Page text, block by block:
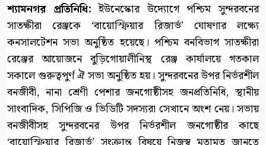
শ্যামনগর প্রতিনিধি: ইউনেস্কোর উদ্যোগে পশ্চিম সুন্দরবনের
সাতক্ষীরা রেঞ্জকে ‘বায়োস্ফিয়ার রিজার্ভ’ ঘোষণার লক্ষ্যে
কনসালটেশন সভা অনুষ্ঠিত হয়েছে। পশ্চিম বনবিভাগ সাতক্ষীরা
রেঞ্জের আয়োজনে বুড়িগোয়ালীনিস্থ রেঞ্জ কার্যালয়ে গতকাল
সকালে গুরুত্বপুর্ণ ঐ সভা অনুষ্ঠিত হয়। সুন্দরবনের উপর নির্ভরশীল
বনজীবী, নানা শ্রেণী পেশার জনগোষ্ঠীসহ জনপ্রতিনিধি, স্থানীয়
সাংবাদিক, সিপিজি ও ভিডিটি সদস্যরা সেখানে অংশ নেয়। সভায়
বনজীবীসহ সুন্দরবনের উপর নির্ভরশীল জনগোষ্ঠীর কাছে